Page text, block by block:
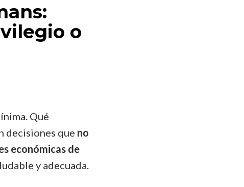
o
Qué
decisiones que no
económicas de
y adecuada.